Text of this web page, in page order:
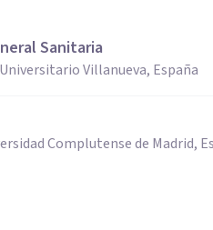
Sanitaria
Villanueva, España
Complutense de Madrid,